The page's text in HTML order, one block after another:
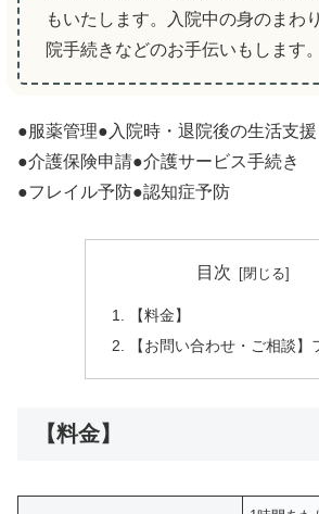
もいたします。入院中の身のまわ
院手続きなどのお手伝いもします。
●服薬管理●入院時・退院後の生活支援
●介護保険申請●介護サービス手続き
●フレイル予防●認知症予防
目次
【料金】
【お問い合わせ・ご相談】
【料金】